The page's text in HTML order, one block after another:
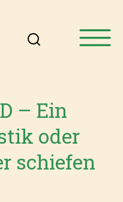
– Ein
oder
schiefen